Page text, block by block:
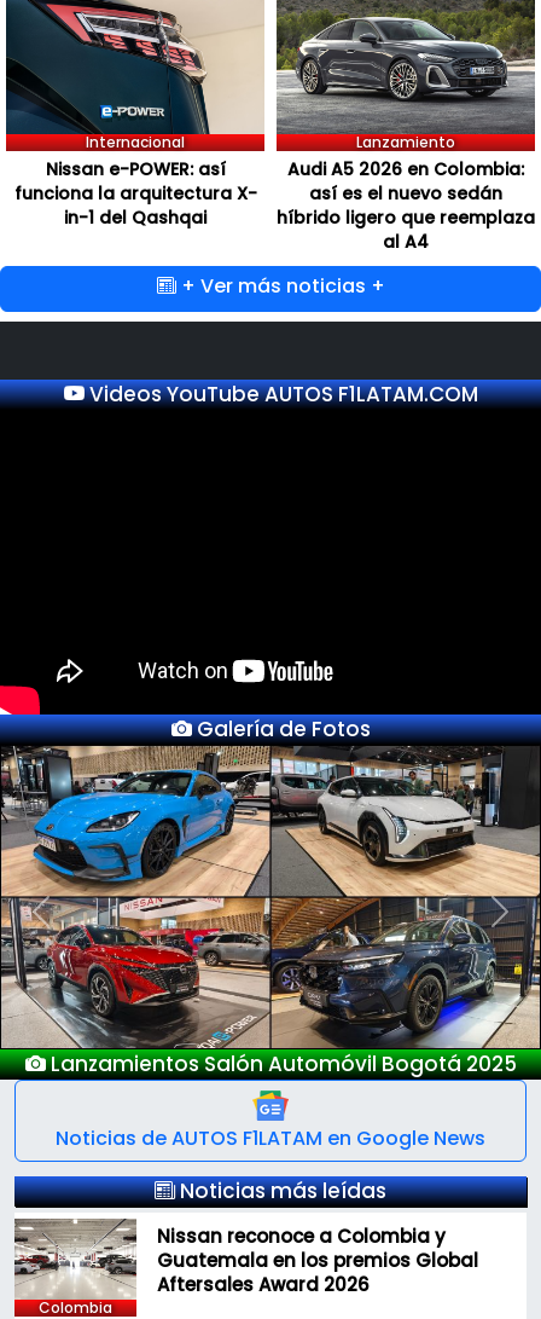
Internacional
Nissan e-POWER: así
funciona la arquitectura X-
in-1 del Qashqai
Lanzamiento
Audi A5 2026 en Colombia:
así es el nuevo sedán
híbrido ligero que reemplaza
al A4
+ Ver más noticias +
Videos YouTube AUTOS F1LATAM.COM
Galería de Fotos
Lanzamientos Salón Automóvil Bogotá 2025
Previous Next
Noticias de AUTOS F1LATAM en Google News
Noticias más leídas
Colombia
Nissan reconoce a Colombia y
Guatemala en los premios Global
Aftersales Award 2026